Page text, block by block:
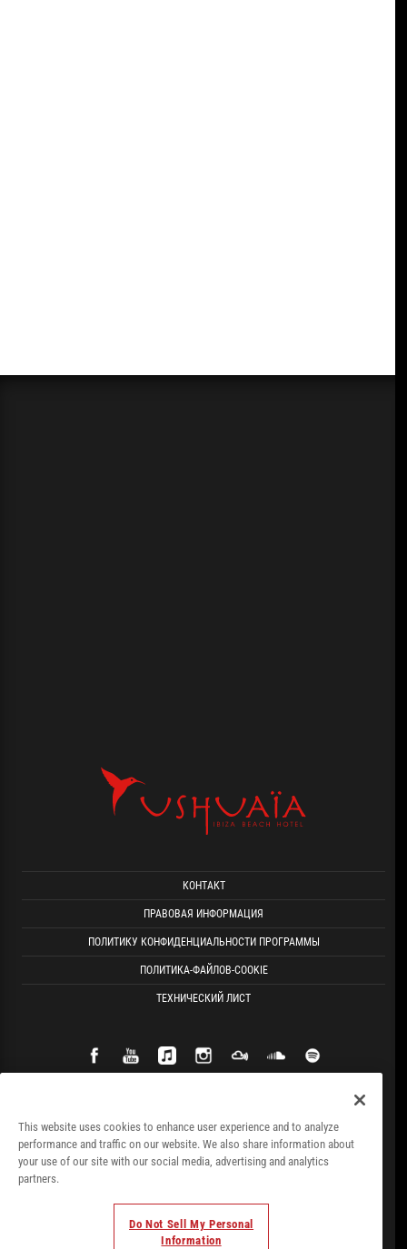
КОНТАКТ
ПРАВОВАЯ ИНФОРМАЦИЯ
ПОЛИТИКУ КОНФИДЕНЦИАЛЬНОСТИ ПРОГРАММЫ
ПОЛИТИКА-ФАЙЛОВ-COOKIE
ТЕХНИЧЕСКИЙ ЛИСТ
This website uses cookies to enhance user experience and to analyze
performance and traffic on our website. We also share information about
your use of our site with our social media, advertising and analytics
partners.
Do Not Sell My Personal
Information